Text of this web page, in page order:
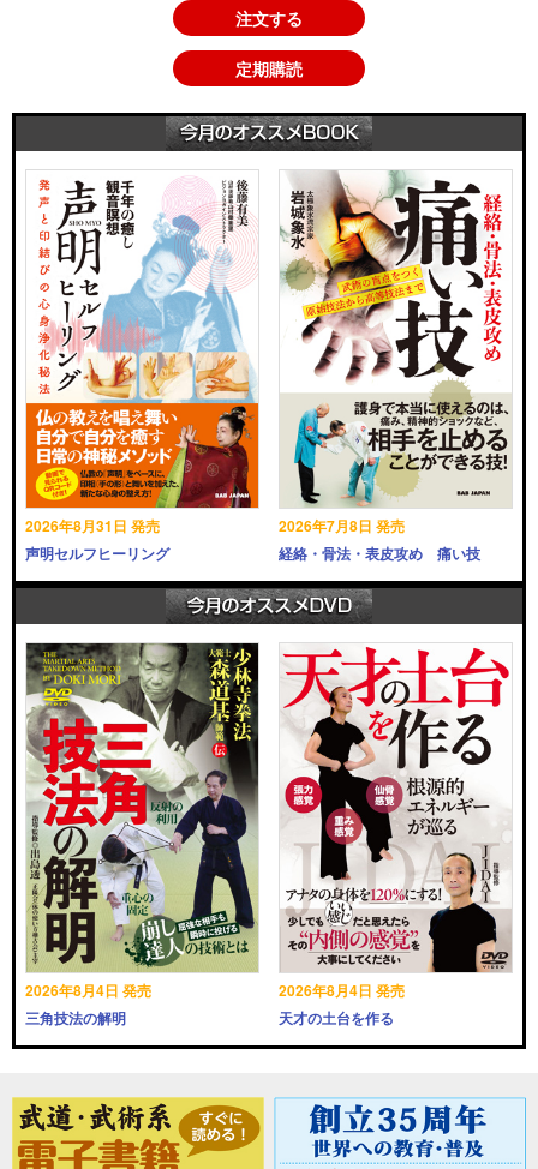
注文する
定期購読
2026年8月31日 発売
声明セルフヒーリング
2026年7月8日 発売
経絡・骨法・表皮攻め 痛い技
2026年8月4日 発売
三角技法の解明
2026年8月4日 発売
天才の土台を作る